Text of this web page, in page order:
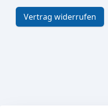
Vertrag widerrufen